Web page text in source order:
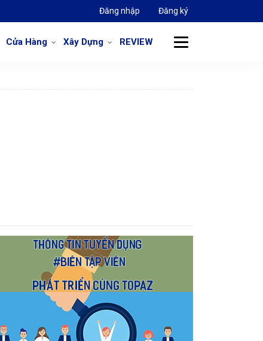
Đăng nhập Đăng ký
Cửa Hàng Xây Dựng REVIEW